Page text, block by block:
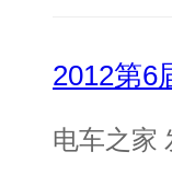
2012第6
电车之家